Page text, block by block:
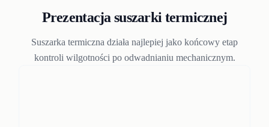
Prezentacja suszarki termicznej
Suszarka termiczna działa najlepiej jako końcowy etap
kontroli wilgotności po odwadnianiu mechanicznym.